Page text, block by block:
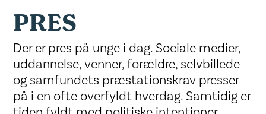
PRES
Der er pres på unge i dag. Sociale medier,
uddannelse, venner, forældre, selvbillede
og samfundets præstationskrav presser
på i en ofte overfyldt hverdag. Samtidig er